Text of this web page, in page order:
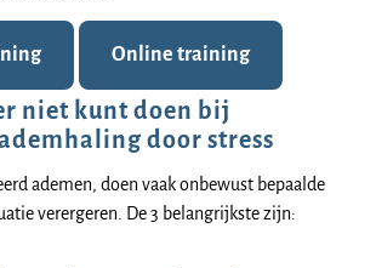
Online training
niet kunt doen bij
door stress
ademen, doen vaak onbewust bepaalde
verergeren. De 3 belangrijkste zijn: